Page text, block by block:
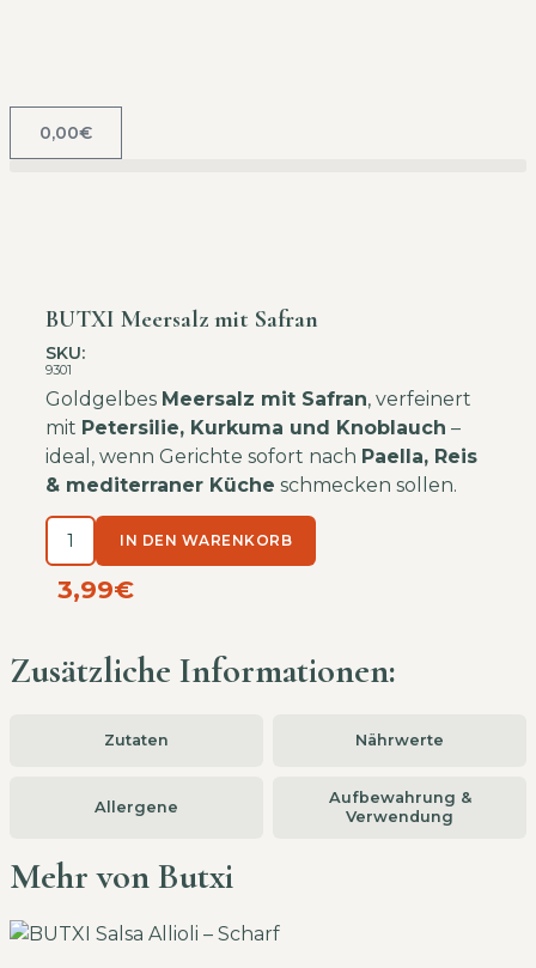
0,00€
BUTXI Meersalz mit Safran
SKU:
9301
Goldgelbes Meersalz mit Safran, verfeinert
mit Petersilie, Kurkuma und Knoblauch –
ideal, wenn Gerichte sofort nach Paella, Reis
& mediterraner Küche schmecken sollen.
IN DEN WARENKORB
3,99€
Zusätzliche Informationen:
Zutaten Nährwerte
Allergene
Aufbewahrung &
Verwendung
Mehr von Butxi